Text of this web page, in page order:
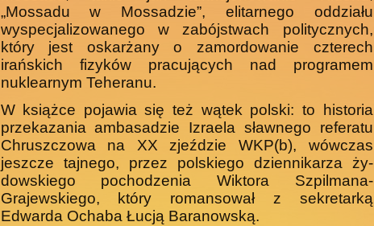
„Mossadu w Mossadzie”, elitarnego oddziału
wyspecjalizowanego w zabójstwach politycznych,
który jest oskarżany o zamordowanie czterech
irańskich fizyków pracujących nad programem
nuklear­nym Teheranu.
W książce pojawia się też wątek polski: to historia
przekazania ambasadzie Izraela sławnego referatu
Chruszczowa na XX zjeździe WKP(b), wówczas
jeszcze tajnego, przez polskiego dziennikarza ży­
dowskiego pochodzenia Wiktora Szpilmana-
Grajewskiego, który ro­mansował z sekretarką
Edwarda Ochaba Łucją Baranowską.